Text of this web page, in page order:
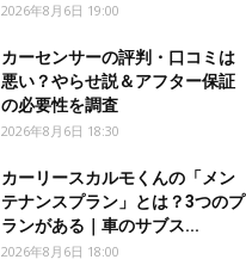
2026年8月6日 19:00
カーセンサーの評判・口コミは
悪い？やらせ説＆アフター保証
の必要性を調査
2026年8月6日 18:30
カーリースカルモくんの「メン
テナンスプラン」とは？3つのプ
ランがある｜車のサブス...
2026年8月6日 18:00